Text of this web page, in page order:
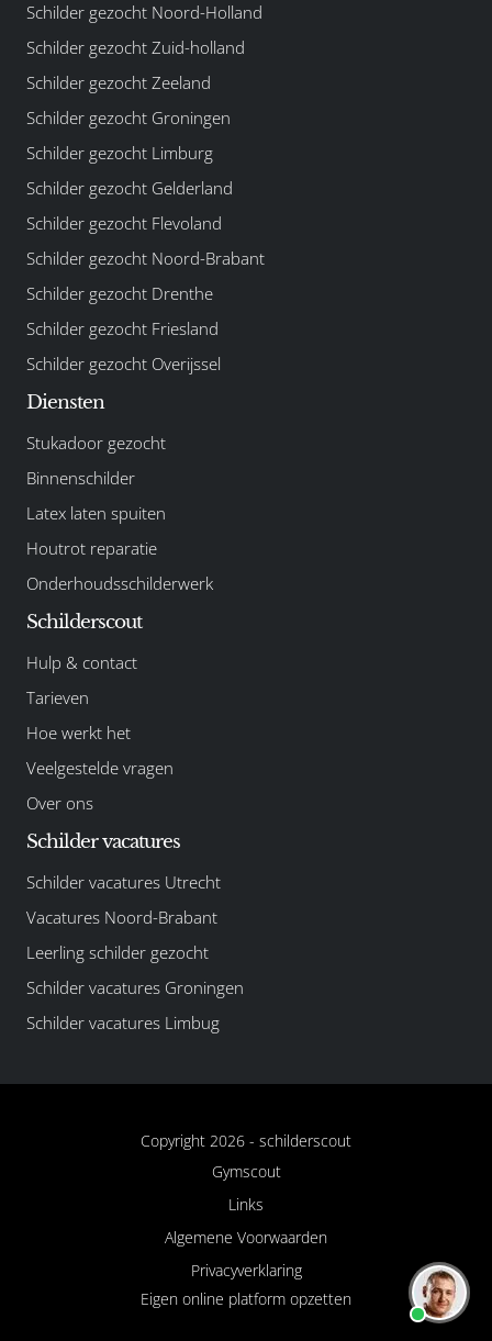
Schilder gezocht Noord-Holland
Schilder gezocht Zuid-holland
Schilder gezocht Zeeland
Schilder gezocht Groningen
Schilder gezocht Limburg
Schilder gezocht Gelderland
Schilder gezocht Flevoland
Schilder gezocht Noord-Brabant
Schilder gezocht Drenthe
Schilder gezocht Friesland
Schilder gezocht Overijssel
Diensten
Stukadoor gezocht
Binnenschilder
Latex laten spuiten
Houtrot reparatie
Onderhoudsschilderwerk
Schilderscout
Hulp & contact
Tarieven
Hoe werkt het
Veelgestelde vragen
Over ons
Schilder vacatures
Schilder vacatures Utrecht
Vacatures Noord-Brabant
Leerling schilder gezocht
Schilder vacatures Groningen
Schilder vacatures Limbug
Copyright 2026 - schilderscout
Gymscout
Links
Algemene Voorwaarden
Privacyverklaring
Eigen online platform opzetten